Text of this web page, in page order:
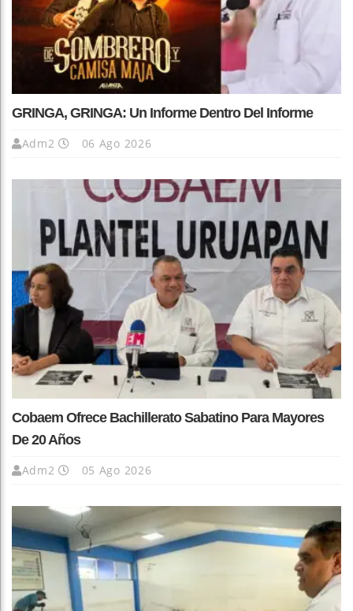
GRINGA, GRINGA: Un Informe Dentro Del Informe
Adm2 06 Ago 2026
Cobaem Ofrece Bachillerato Sabatino Para Mayores
De 20 Años
Adm2 05 Ago 2026